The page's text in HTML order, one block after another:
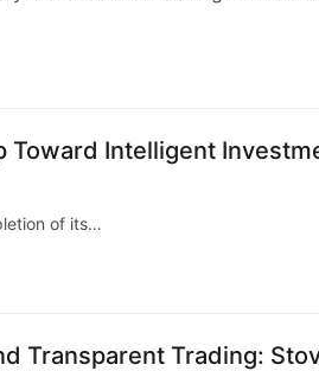
Toward Intelligent
of its…
Transparent Trading: